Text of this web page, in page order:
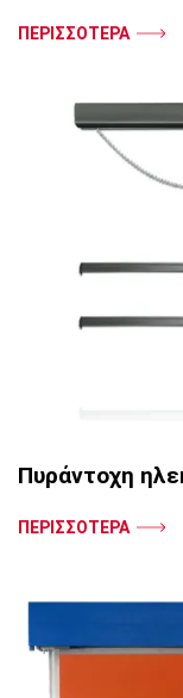
ΠΕΡΙΣΣΟΤΕΡΑ
Πυράντοχη
ΠΕΡΙΣΣΟΤΕΡΑ